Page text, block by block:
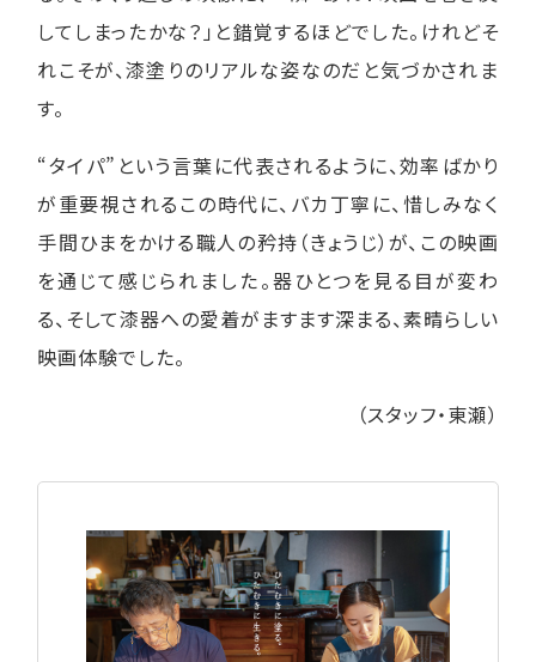
してしまったかな？」と錯覚するほどでした。けれどそ
れこそが、漆塗りのリアルな姿なのだと気づかされま
す。
“タイパ”という言葉に代表されるように、効率ばかり
が重要視されるこの時代に、バカ丁寧に、惜しみなく
手間ひまをかける職人の矜持（きょうじ）が、この映画
を通じて感じられました。器ひとつを見る目が変わ
る、そして漆器への愛着がますます深まる、素晴らしい
映画体験でした。
（スタッフ・東瀬）